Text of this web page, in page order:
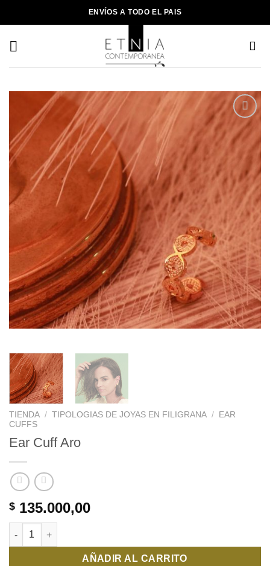
ENVÍOS A TODO EL PAIS
Añadir
a la
lista de
deseos
TIENDA / TIPOLOGIAS DE JOYAS EN FILIGRANA /
EAR
CUFFS
Ear Cuff Aro
$ 135.000,00
Ear Cuff Aro cantidad
AÑADIR AL CARRITO